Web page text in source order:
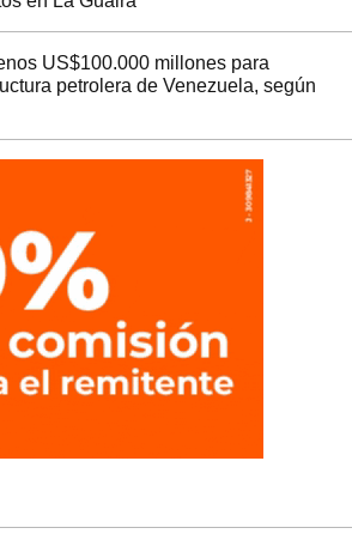
US$100.000 millones para
petrolera de Venezuela, según